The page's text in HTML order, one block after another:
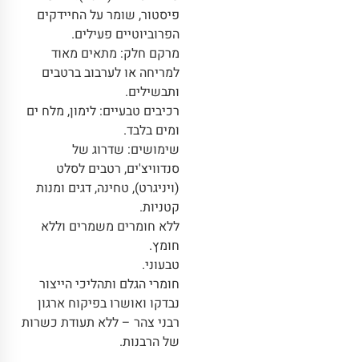
פיסטור, שומר על החיידקים
הפרוביוטיים פעילים.
מרקם חלק: מתאים מאוד
למריחה או לערבוב ברטבים
ותבשילים.
רכיבים טבעיים: לימון, מלח ים
ומים בלבד.
שימושים: שדרוג של
סנדוויצ'ים, רטבים לסלט
(ויניגרט), טחינה, דגים ומנות
קטניות.
ללא חומרים משמרים וללא
חומץ.
טבעוני.
חומרי הגלם ותהליכי הייצור
נבדקו ואושרו בפיקוח ארגון
רבני צהר – ללא תעודת כשרות
של הרבנות.